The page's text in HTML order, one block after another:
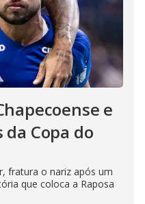
e
Copa do
fratura o nariz após um
que coloca a Raposa